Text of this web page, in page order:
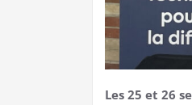
Les 25 et 26